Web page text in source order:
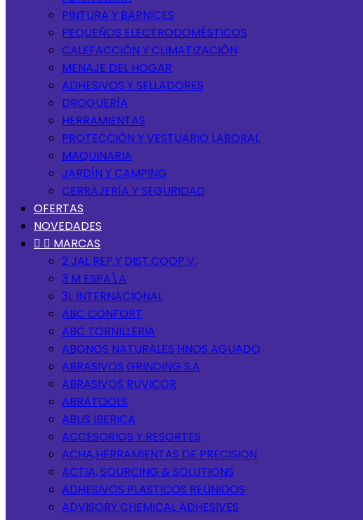
PINTURA Y BARNICES
PEQUEÑOS ELECTRODOMÉSTICOS
CALEFACCIÓN Y CLIMATIZACIÓN
MENAJE DEL HOGAR
ADHESIVOS Y SELLADORES
DROGUERÍA
HERRAMIENTAS
PROTECCIÓN Y VESTUARIO LABORAL
MAQUINARIA
JARDÍN Y CAMPING
CERRAJERÍA Y SEGURIDAD
OFERTAS
NOVEDADES
  MARCAS
2 JAL REP.Y DIST.COOP.V.
3 M ESPA\A
3L INTERNACIONAL
ABC CONFORT
ABC TORNILLERIA
ABONOS NATURALES HNOS AGUADO
ABRASIVOS GRINDING S.A
ABRASIVOS RUVICOR
ABRATOOLS
ABUS IBERICA
ACCESORIOS Y RESORTES
ACHA,HERRAMIENTAS DE PRECISION
ACTIA, SOURCING & SOLUTIONS
ADHESIVOS PLASTICOS REUNIDOS
ADVISORY CHEMICAL ADHESIVES